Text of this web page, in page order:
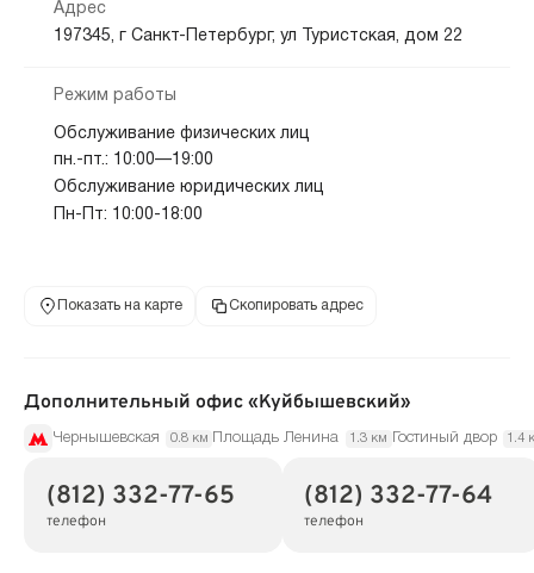
Адрес
197345, г Санкт-Петербург, ул Туристская, дом 22
Режим работы
Обслуживание физических лиц
пн.-пт.: 10:00—19:00
Обслуживание юридических лиц
Пн-Пт: 10:00-18:00
Показать на карте Скопировать адрес
Дополнительный офис «Куйбышевский»
Чернышевская 0.8 км Площадь Ленина 1.3 км Гостиный двор 1.4
(812) 332-77-65
телефон
(812) 332-77-64
телефон